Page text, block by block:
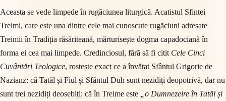
Aceasta se vede limpede în rugăciunea liturgică. Acatistul Sfintei
Treimi, care este una dintre cele mai cunoscute rugăciuni adresate
Treimii în Tradiția răsăriteană, mărturisește dogma capadociană în
forma ei cea mai limpede. Credinciosul, fără să fi citit Cele Cinci
Cuvântări Teologice, rostește exact ce a învățat Sfântul Grigorie de
Nazianz: că Tatăl și Fiul și Sfântul Duh sunt nezidiți deopotrivă, dar nu
sunt trei nezidiți deosebiți; că în Treime este
„o Dumnezeire în Tatăl și